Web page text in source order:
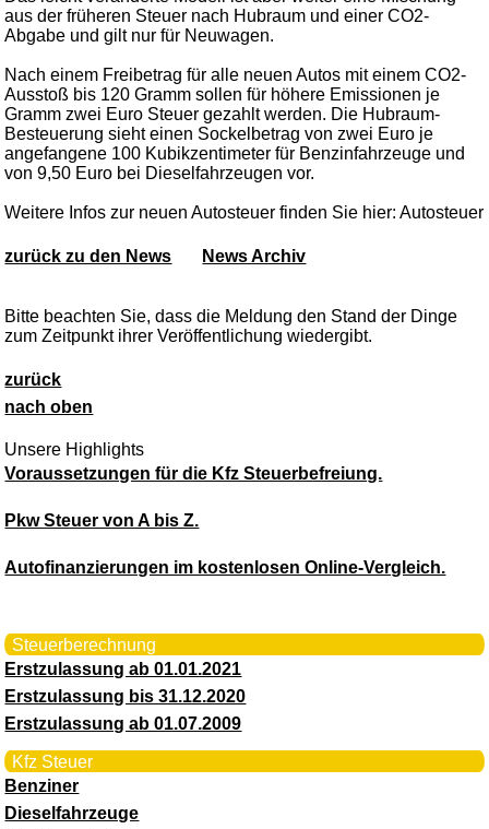
aus der früheren Steuer nach Hubraum und einer CO2-
Abgabe und gilt nur für Neuwagen.
Nach einem Freibetrag für alle neuen Autos mit einem CO2-
Ausstoß bis 120 Gramm sollen für höhere Emissionen je
Gramm zwei Euro Steuer gezahlt werden. Die Hubraum-
Besteuerung sieht einen Sockelbetrag von zwei Euro je
angefangene 100 Kubikzentimeter für Benzinfahrzeuge und
von 9,50 Euro bei Dieselfahrzeugen vor.
Weitere Infos zur neuen Autosteuer finden Sie hier: Autosteuer
zurück zu den News News Archiv
Bitte beachten Sie, dass die Meldung den Stand der Dinge
zum Zeitpunkt ihrer Veröffentlichung wiedergibt.
zurück
nach oben
Unsere Highlights
Voraussetzungen für die Kfz Steuerbefreiung.
Pkw Steuer von A bis Z.
Autofinanzierungen im kostenlosen Online-Vergleich.
Steuerberechnung
Erstzulassung ab 01.01.2021
Erstzulassung bis 31.12.2020
Erstzulassung ab 01.07.2009
Kfz Steuer
Benziner
Dieselfahrzeuge